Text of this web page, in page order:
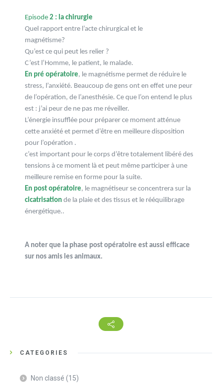
Episode 2 : la chirurgie
Quel rapport entre l’acte chirurgical et le
magnétisme?
Qu’est ce qui peut les relier ?
C’est l’Homme, le patient, le malade.
En pré opératoire, le magnétisme permet de réduire le
stress, l’anxiété. Beaucoup de gens ont en effet une peur
de l’opération, de l’anesthésie. Ce que l’on entend le plus
est : j’ai peur de ne pas me réveiller.
L’énergie insufflée pour préparer ce moment atténue
cette anxiété et permet d’être en meilleure disposition
pour l’opération .
c’est important pour le corps d’être totalement libéré des
tensions à ce moment là et peut même participer à une
meilleure remise en forme pour la suite.
En post opératoire, le magnétiseur se concentrera sur la
cicatrisation de la plaie et des tissus et le rééquilibrage
énergétique..
A noter que la phase post opératoire est aussi efficace
sur nos amis les animaux.
CATEGORIES
Non classé (15)